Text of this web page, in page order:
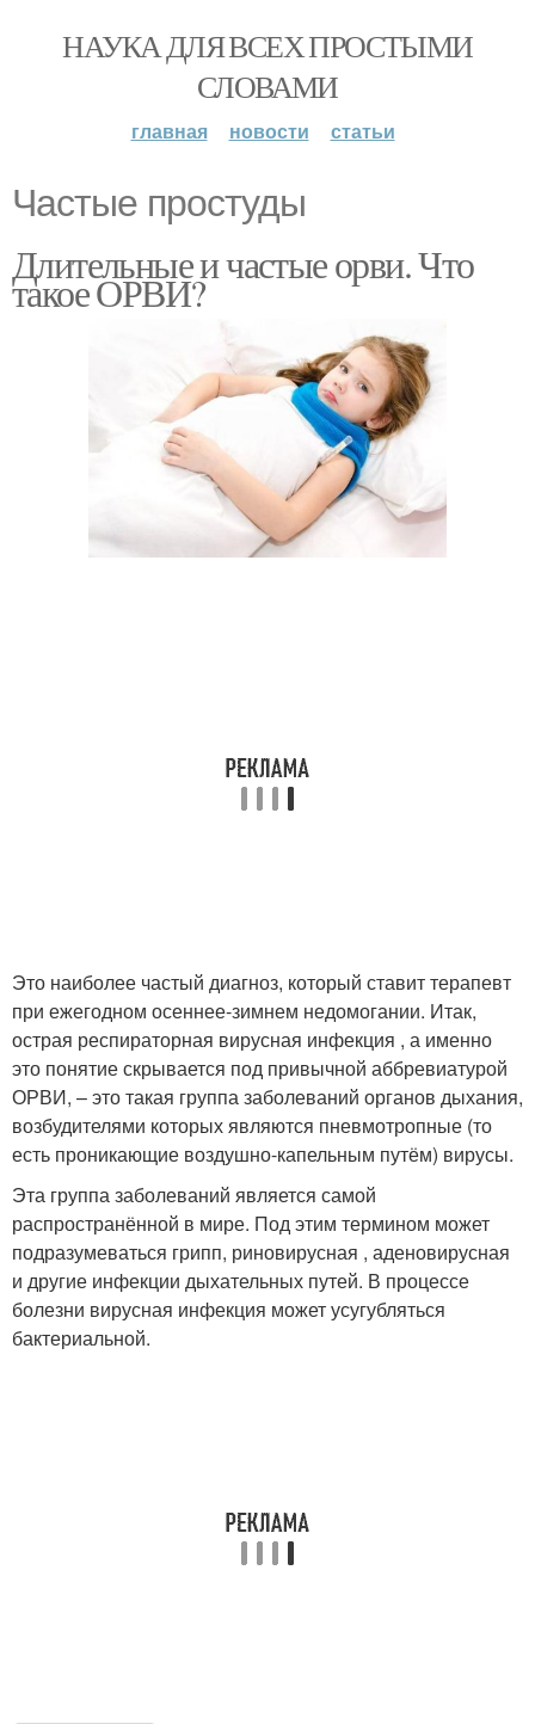
НАУКА ДЛЯ ВСЕХ ПРОСТЫМИ
СЛОВАМИ
главная новости статьи
Частые простуды
Длительные и частые орви. Что
такое ОРВИ?
Это наиболее частый диагноз, который ставит терапевт
при ежегодном осеннее-зимнем недомогании. Итак,
острая респираторная вирусная инфекция , а именно
это понятие скрывается под привычной аббревиатурой
ОРВИ, – это такая группа заболеваний органов дыхания,
возбудителями которых являются пневмотропные (то
есть проникающие воздушно-капельным путём) вирусы.
Эта группа заболеваний является самой
распространённой в мире. Под этим термином может
подразумеваться грипп, риновирусная , аденовирусная
и другие инфекции дыхательных путей. В процессе
болезни вирусная инфекция может усугубляться
бактериальной.